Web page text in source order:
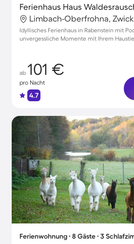
Ferienhaus Haus
Idyllisches Ferienhaus in Rabenstein mit
unvergessliche Momente mit Ihrem
ab 101 €
pro Nacht
4.7
Ferienwohnung ∙ 8 Gäste ∙ 3